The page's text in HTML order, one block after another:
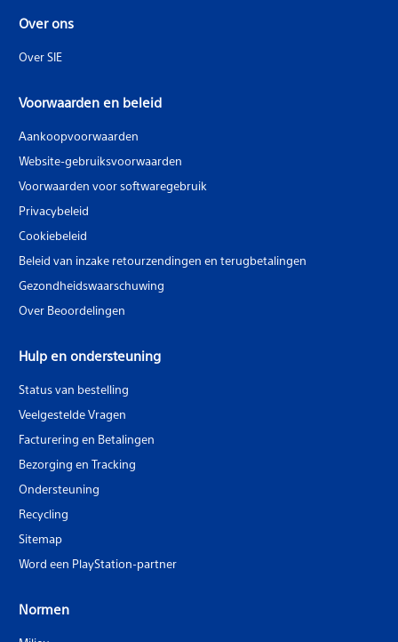
Over ons
Over SIE
Voorwaarden en beleid
Aankoopvoorwaarden
Website-gebruiksvoorwaarden
Voorwaarden voor softwaregebruik
Privacybeleid
Cookiebeleid
Beleid van inzake retourzendingen en terugbetalingen
Gezondheidswaarschuwing
Over Beoordelingen
Hulp en ondersteuning
Status van bestelling
Veelgestelde Vragen
Facturering en Betalingen
Bezorging en Tracking
Ondersteuning
Recycling
Sitemap
Word een PlayStation-partner
Normen